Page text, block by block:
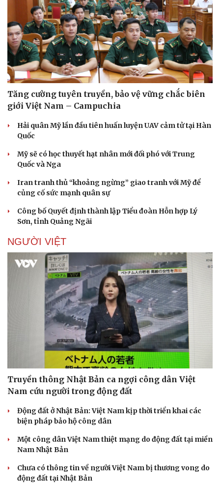
Tăng cường tuyên truyền, bảo vệ vững chắc biên
giới Việt Nam – Campuchia
Hải quân Mỹ lần đầu tiên huấn luyện UAV cảm tử tại Hàn
Quốc
Mỹ sẽ có học thuyết hạt nhân mới đối phó với Trung
Quốc và Nga
Iran tranh thủ “khoảng ngừng” giao tranh với Mỹ để
củng cố sức mạnh quân sự
Công bố Quyết định thành lập Tiểu đoàn Hỗn hợp Lý
Sơn, tỉnh Quảng Ngãi
NGƯỜI VIỆT
Truyền thông Nhật Bản ca ngợi công dân Việt
Nam cứu người trong động đất
Động đất ở Nhật Bản: Việt Nam kịp thời triển khai các
biện pháp bảo hộ công dân
Một công dân Việt Nam thiệt mạng do động đất tại miền
Nam Nhật Bản
Chưa có thông tin về người Việt Nam bị thương vong do
động đất tại Nhật Bản